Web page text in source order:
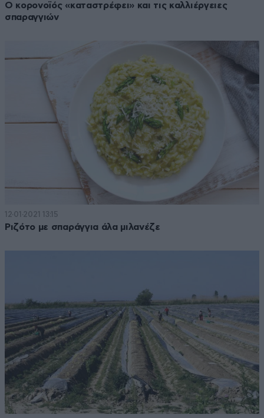
Ο κορονοϊός «καταστρέφει» και τις καλλιέργειες
σπαραγγιών
12·01·2021 13:15
Ριζότο με σπαράγγια άλα μιλανέζε